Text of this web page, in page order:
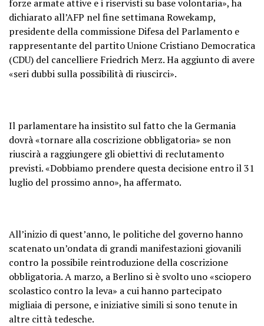
forze armate attive e i riservisti su base volontaria», ha
dichiarato all’AFP nel fine settimana Rowekamp,
presidente della commissione Difesa del Parlamento e
rappresentante del partito Unione Cristiano Democratica
(CDU) del cancelliere Friedrich Merz. Ha aggiunto di avere
«seri dubbi sulla possibilità di riuscirci».
Il parlamentare ha insistito sul fatto che la Germania
dovrà «tornare alla coscrizione obbligatoria» se non
riuscirà a raggiungere gli obiettivi di reclutamento
previsti. «Dobbiamo prendere questa decisione entro il 31
luglio del prossimo anno», ha affermato.
All’inizio di quest’anno, le politiche del governo hanno
scatenato un’ondata di grandi manifestazioni giovanili
contro la possibile reintroduzione della coscrizione
obbligatoria. A marzo, a Berlino si è svolto uno «sciopero
scolastico contro la leva» a cui hanno partecipato
migliaia di persone, e iniziative simili si sono tenute in
altre città tedesche.